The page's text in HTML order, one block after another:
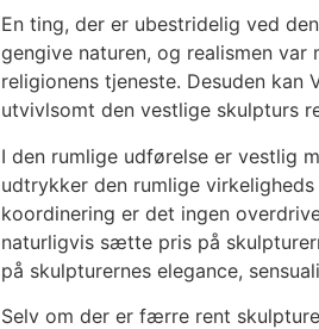
En ting, der er ubestridelig ved
gengive naturen, og realismen
religionens tjeneste. Desuden
utvivlsomt den vestlige skulpturs
I den rumlige udførelse er vestlig
udtrykker den rumlige
koordinering er det ingen
naturligvis sætte pris på
på skulpturernes elegance,
Selv om der er færre rent